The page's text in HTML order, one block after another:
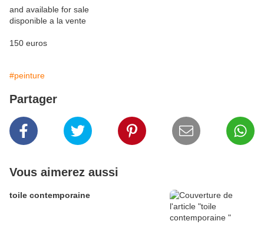
and available for sale
disponible a la vente
150 euros
#peinture
Partager
Vous aimerez aussi
toile contemporaine